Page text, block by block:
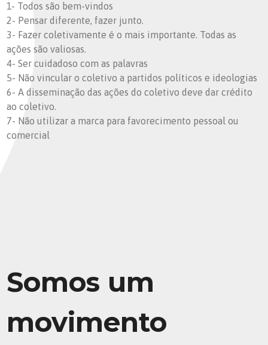
1- Todos são bem-vindos
2- Pensar diferente, fazer junto.
3- Fazer coletivamente é o mais importante. Todas as
ações são valiosas.
4- Ser cuidadoso com as palavras
5- Não vincular o coletivo a partidos políticos e ideologias
6- A disseminação das ações do coletivo deve dar crédito
ao coletivo.
7- Não utilizar a marca para favorecimento pessoal ou
comercial
Somos um
movimento